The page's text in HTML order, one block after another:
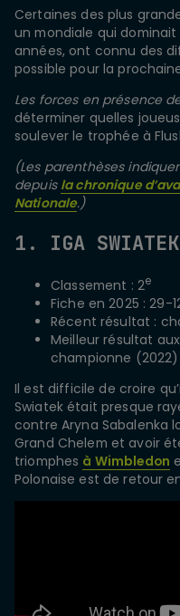
Certaines des plus
un mondiale qui
années, ont connu des
possible pour la
Les forces en présence
déterminer quelles
soulever le trophée à
(Les parenthèses
depuis la chronique
Nationale.)
1. IGA
Classement : 2e
Fiche en 2025 : 29-
Récent résultat :
Meilleur résultat
championne (2022)
Il est difficile de croire
Swiatek était presque
contre Aryna Sabalenka
Grand Chelem et avoir
triomphes à Wimbledon
Polonaise est de retour